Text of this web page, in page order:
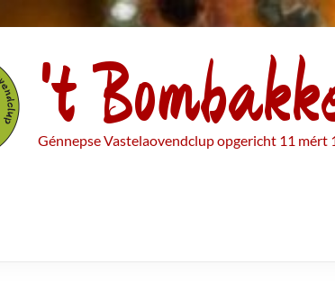
't
Génnepse Vastelaovendclup opgericht 11 mért